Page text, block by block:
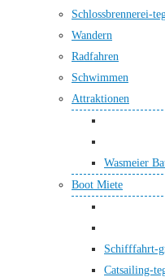
Schlossbrennerei-
Wandern
Radfahren
Schwimmen
Attraktionen
Wasmeier
Boot Miete
Schifffahrt-
Catsailing-